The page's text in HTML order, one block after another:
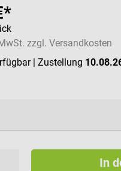
zzgl. Versandkosten
| Zustellung
In